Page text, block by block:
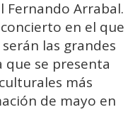
Fernando Arrabal.
en el que
las grandes
se presenta
más
de mayo en